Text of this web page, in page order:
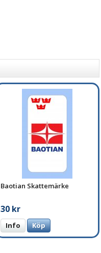
Baotian Skattemärke
30 kr
Info Köp